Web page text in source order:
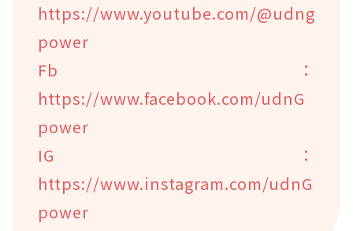
https://www.youtube.com/@udng
power
Fb：
https://www.facebook.com/udnG
power
IG：
https://www.instagram.com/udnG
power